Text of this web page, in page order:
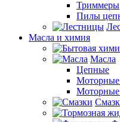
Триммеры
Пилы
Масла и химия
Масла
Цепные